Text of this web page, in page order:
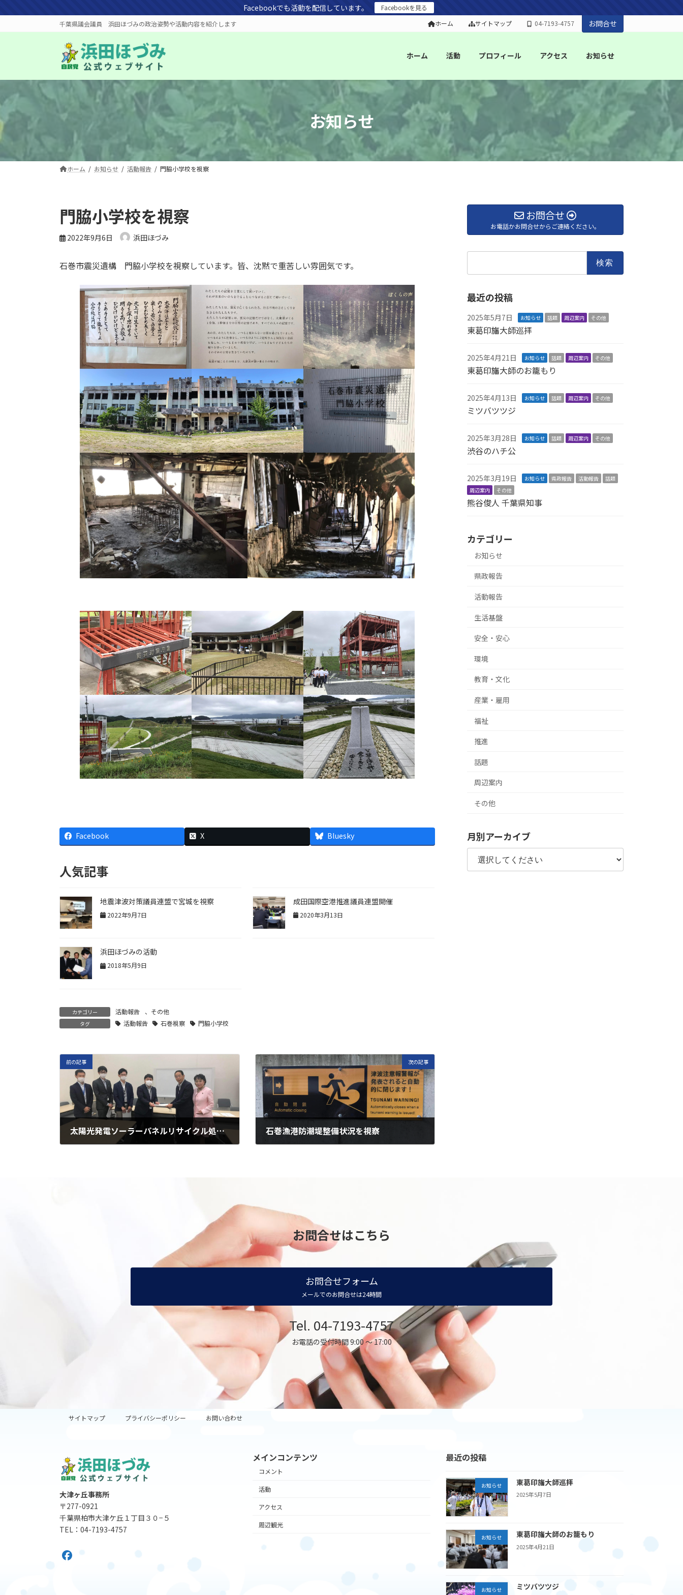
ン
テ
ス
ッ
ビ
ゲ
ン
移
Facebookでも活動を配信しています。
Facebookを見る
千葉県議会議員 浜田ほづみの政治姿勢や活動内容を紹介します
ホーム サイトマップ 04-7193-4757 お問合せ
ホーム 活動 プロフィール アクセス お知らせ
お知らせ
ホーム お知らせ 活動報告 門脇小学校を視察
門脇小学校を視察
2022年9月6日 浜田ほづみ
石巻市震災遺構 門脇小学校を視察しています。皆、沈黙で重苦しい雰囲気です。
Facebook X Bluesky
人気記事
地震津波対策議員連盟で宮城を視察
2022年9月7日
成田国際空港推進議員連盟開催
2020年3月13日
浜田ほづみの活動
2018年5月9日
カテゴリー 活動報告 、 その他
タグ 活動報告 石巻視察 門脇小学校
前の記事
太陽光発電ソーラーパネルリサイクル処理対策
次の記事
石巻漁港防潮堤整備状況を視察
お問合せ
お電話かお問合せからご連絡ください。
最近の投稿
2025年5月7日 お知らせ 話題 周辺案内 その他
東葛印旛大師巡拝
2025年4月21日 お知らせ 話題 周辺案内 その他
東葛印旛大師のお籠もり
2025年4月13日 お知らせ 話題 周辺案内 その他
ミツバツツジ
2025年3月28日 お知らせ 話題 周辺案内 その他
渋谷のハチ公
2025年3月19日 お知らせ 県政報告 活動報告
話題
周辺案内
その他
熊谷俊人 千葉県知事
カテゴリー
お知らせ
県政報告
活動報告
生活基盤
安全・安心
環境
教育・文化
産業・雇用
福祉
推進
話題
周辺案内
その他
月別アーカイブ
お問合せはこちら
お問合せフォーム
メールでのお問合せは24時間
Tel. 04-7193-4757
お電話の受付時間 9:00 ～ 17:00
サイトマップ プライバシーポリシー お問い合わせ
大津ヶ丘事務所
〒277-0921
千葉県柏市大津ケ丘１丁目３０−５
TEL：04-7193-4757
メインコンテンツ
コメント
活動
アクセス
周辺観光
最近の投稿
お知らせ 東葛印旛大師巡拝
2025年5月7日
お知らせ 東葛印旛大師のお籠もり
2025年4月21日
お知らせ ミツバツツジ